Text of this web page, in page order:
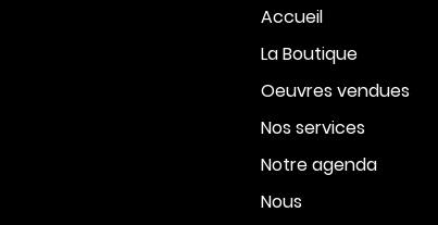
Accueil
La Boutique
Oeuvres vendues
Nos services
Notre agenda
Nous